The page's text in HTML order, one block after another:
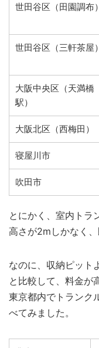
世田谷区（田園調布）
世田谷区（三軒茶屋）
大阪中央区（天満橋
駅）
大阪北区（西梅田）
寝屋川市
吹田市
とにかく、室内トラ
高さが2mしかなく、
なのに、収納ピット
と比較して、料金が
東京都内でトランク
べてみました。